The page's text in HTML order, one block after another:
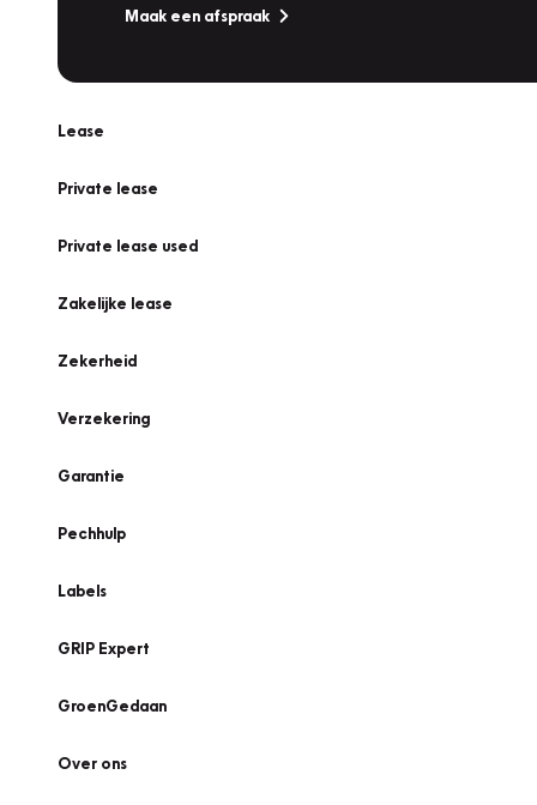
Maak een afspraak
Lease
Private lease
Private lease used
Zakelijke lease
Zekerheid
Verzekering
Garantie
Pechhulp
Labels
GRIP Expert
GroenGedaan
Over ons